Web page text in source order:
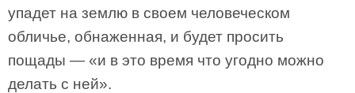
упадет на землю в своем человеческом
обличье, обнаженная, и будет просить
пощады — «и в это время что угодно можно
делать с ней».